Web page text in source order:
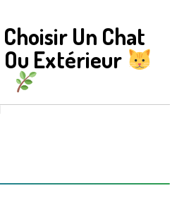
Un Chat
Extérieur